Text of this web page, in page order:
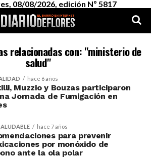
08/08/2026, edición Nº 5817
relacionadas con: "ministerio de
salud"
hace 6 años
Muzzio y Bouzas participaron
Jornada de Fumigación en
hace 7 años
para prevenir
por monóxido de
ante la ola polar